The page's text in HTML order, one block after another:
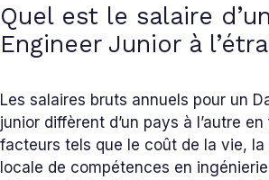
Quel est le salaire
Engineer Junior à
Les salaires bruts annuels pour un
junior diffèrent d’un pays à l’autre
facteurs tels que le coût de la vie, la
locale de compétences en